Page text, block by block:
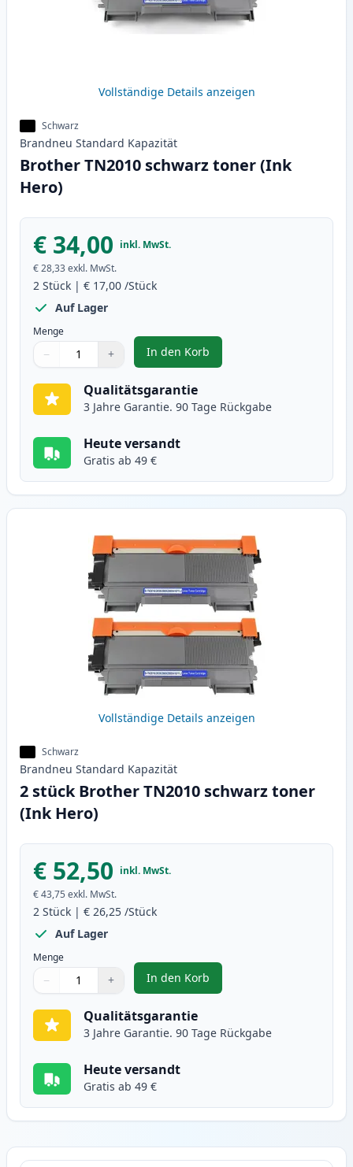
Vollständige Details anzeigen
Schwarz
Brandneu Standard Kapazität
Brother TN2010 schwarz toner (Ink
Hero)
€ 34,00 inkl. MwSt.
€ 28,33exkl. MwSt.
2 Stück | € 17,00 /Stück
Auf Lager
Menge
Verwenden Sie die Tasten, um anzupassen
− +
1
In den Korb
, Brother TN2010 schwarz toner
Qualitätsgarantie
3 Jahre Garantie. 90 Tage Rückgabe
Heute versandt
Gratis ab 49 €
Vollständige Details anzeigen
Schwarz
Brandneu Standard Kapazität
2 stück Brother TN2010 schwarz toner
(Ink Hero)
€ 52,50 inkl. MwSt.
€ 43,75 exkl. MwSt.
2 Stück | € 26,25 /Stück
Auf Lager
Menge
Verwenden Sie die Tasten, um anzupassen
− +
1
In den Korb
, 2 stück Brother TN2010
Qualitätsgarantie
3 Jahre Garantie. 90 Tage Rückgabe
Heute versandt
Gratis ab 49 €